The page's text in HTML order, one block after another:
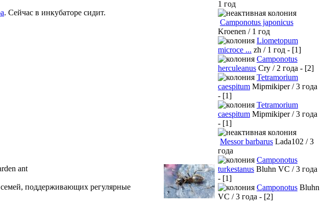
. Сейчас в инкубаторе сидит.
ant
поддерживающих регулярные
1 год
Camponotus japonicus
Kroenen / 1 год
Liometopum
microce ... zh / 1 год - [1]
Camponotus
herculeanus Cry / 2 года - [2]
Tetramorium
caespitum Mipmikiper / 3 года
- [1]
Tetramorium
caespitum Mipmikiper / 3 года
- [1]
Messor barbarus Lada102 / 3
года
Camponotus
turkestanus Bluhn VC / 3 года
- [1]
Camponotus Bluhn
VC / 3 года - [2]